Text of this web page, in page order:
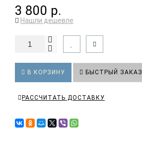
3 800 р.
Нашли дешевле
В КОРЗИНУ БЫСТРЫЙ ЗАКАЗ
РАССЧИТАТЬ ДОСТАВКУ